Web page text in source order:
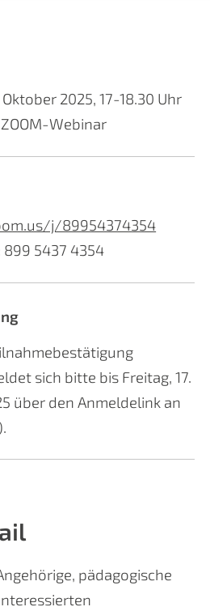
2025, 17-18.30 Uhr
Webinar
j/89954374354
5437 4354
sich bitte bis Freitag, 17.
über den Anmeldelink an
pädagogische